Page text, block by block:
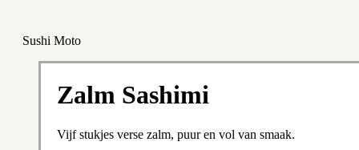
Sushi Moto
Zalm Sashimi
Vijf stukjes verse zalm, puur en vol van smaak.